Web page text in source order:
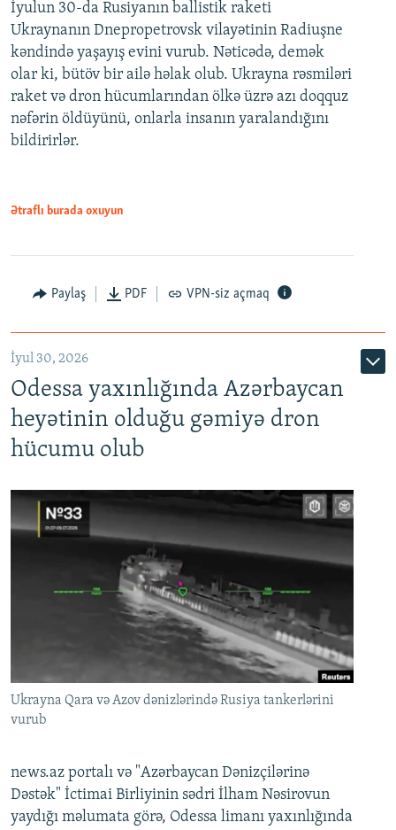
İyulun 30-da Rusiyanın ballistik raketi
Ukraynanın Dnepropetrovsk vilayətinin Radiuşne
kəndində yaşayış evini vurub. Nəticədə, demək
olar ki, bütöv bir ailə həlak olub. Ukrayna rəsmiləri
raket və dron hücumlarından ölkə üzrə azı doqquz
nəfərin öldüyünü, onlarla insanın yaralandığını
bildirirlər.
Ətraflı burada oxuyun
Paylaş PDF VPN-siz açmaq
İyul 30, 2026
Odessa yaxınlığında Azərbaycan
heyətinin olduğu gəmiyə dron
hücumu olub
Ukrayna Qara və Azov dənizlərində Rusiya tankerlərini
vurub
news.az portalı və "Azərbaycan Dənizçilərinə
Dəstək" İctimai Birliyinin sədri İlham Nəsirovun
yaydığı məlumata görə, Odessa limanı yaxınlığında